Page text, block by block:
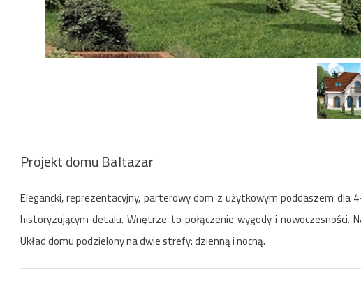
Projekt domu Baltazar
Elegancki, reprezentacyjny, parterowy dom z użytkowym poddaszem
historyzującym detalu. Wnętrze to połączenie wygody i
Układ domu podzielony na dwie strefy: dzienną i nocną.